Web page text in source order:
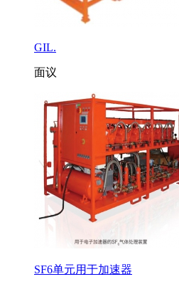
GIL.
面议
SF6单元用于加速器